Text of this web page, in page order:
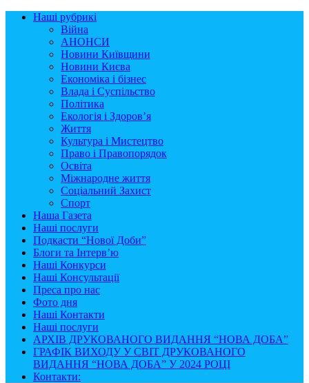
Наші рубрикі
Війна
АНОНСИ
Новини Київщини
Новини Києва
Економіка і бізнес
Влада і Суспільство
Політика
Екологія і Здоров’я
Життя
Культура і Мистецтво
Право і Правопорядок
Освіта
Міжнародне життя
Соціальний Захист
Спорт
Наша Газета
Наші послуги
Подкасти “Нової Доби”
Блоги та Інтерв’ю
Наші Конкурси
Наші Консультації
Преса про нас
Фото дня
Наші Контакти
Наші послуги
АРХІВ ДРУКОВАНОГО ВИДАННЯ “НОВА ДОБА”
ГРАФІК ВИХОДУ У СВІТ ДРУКОВАНОГО
ВИДАННЯ “НОВА ДОБА” У 2024 РОЦІ
Контакти: